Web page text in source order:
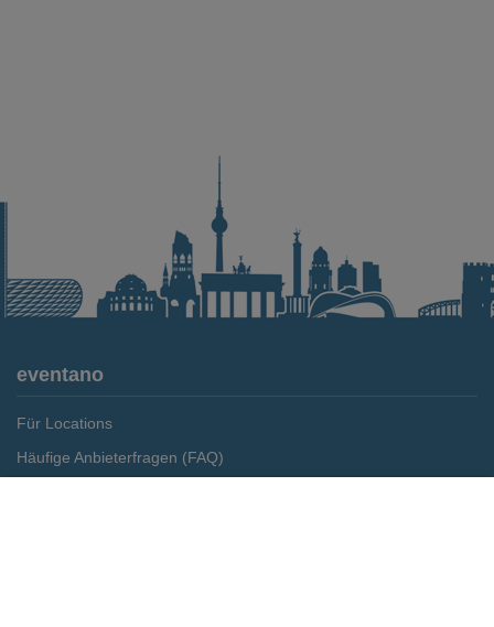
eventano
Für Locations
Häufige Anbieterfragen (FAQ)